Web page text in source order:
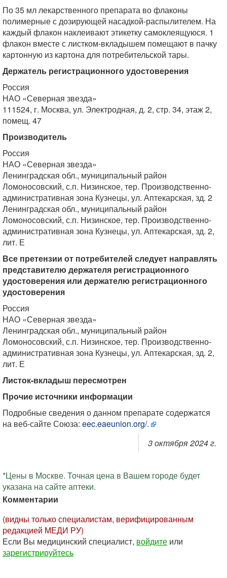
По 35 мл лекарственного препарата во флаконы
полимерные с дозирующей насадкой-распылителем. На
каждый флакон наклеивают этикетку самоклеящуюся. 1
флакон вместе с листком-вкладышем помещают в пачку
картонную из картона для потребительской тары.
Держатель регистрационного удостоверения
Россия
НАО «Северная звезда»
111524, г. Москва, ул. Электродная, д. 2, стр. 34, этаж 2,
помещ. 47
Производитель
Россия
НАО «Северная звезда»
Ленинградская обл., муниципальный район
Ломоносовский, с.п. Низинское, тер. Производственно-
административная зона Кузнецы, ул. Аптекарская, зд. 2
Ленинградская обл., муниципальный район
Ломоносовский, с.п. Низинское, тер. Производственно-
административная зона Кузнецы, ул. Аптекарская, зд. 2,
лит. Е
Все претензии от потребителей следует направлять
представителю держателя регистрационного
удостоверения или держателю регистрационного
удостоверения
Россия
НАО «Северная звезда»
Ленинградская обл., муниципальный район
Ломоносовский, с.п. Низинское, тер. Производственно-
административная зона Кузнецы, ул. Аптекарская, зд. 2,
лит. Е
Листок-вкладыш пересмотрен
Прочие источники информации
Подробные сведения о данном препарате содержатся
на веб-сайте Союза: eec.eaeunion.org/.
3 октября 2024 г.
*Цены в Москве. Точная цена в Вашем городе будет
указана на сайте аптеки.
Комментарии
(видны только специалистам, верифицированным
редакцией МЕДИ РУ)
Если Вы медицинский специалист, войдите или
зарегистрируйтесь